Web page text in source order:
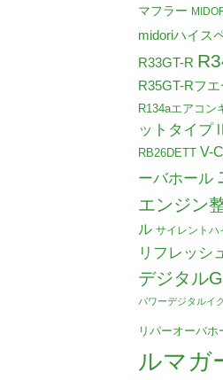
マフラー
midoriハイス
R33GT-R
R35GT-Rフ
R134aエアコン
ットタイプⅡ
RB26DETT V-
ーバホール
エンジン
ル サイレントハ
リフレッシュ
デジタル
パワーデジタルイ
リパーオーバホ
ルマガ